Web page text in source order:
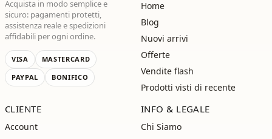
Acquista in modo semplice e
sicuro: pagamenti protetti,
assistenza reale e spedizioni
affidabili per ogni ordine.
VISA
MASTERCARD
PAYPAL
BONIFICO
Home
Blog
Nuovi arrivi
Offerte
Vendite flash
Prodotti visti di recente
CLIENTE
Account
INFO & LEGALE
Chi Siamo